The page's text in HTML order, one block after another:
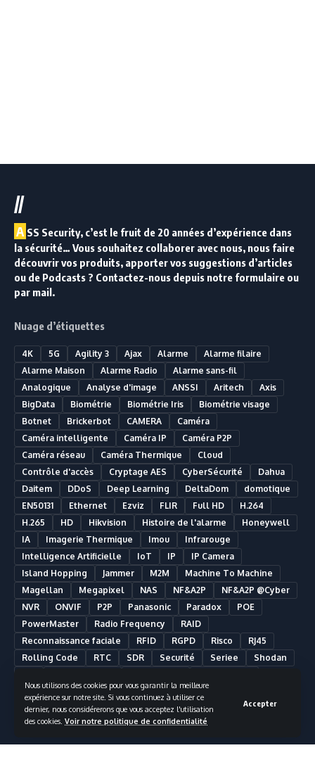
Nous utilisons des cookies pour vous garantir la meilleure
expérience sur notre site. Si vous continuez à utiliser ce
dernier, nous considérerons que vous acceptez l'utilisation
des cookies. Voir notre politique de confidentialité
Accepter
//
A SS Security, c’est le fruit de 20 années d’expérience dans
la sécurité… Vous souhaitez collaborer avec nous, nous faire
découvrir vos produits, apporter vos suggestions d’articles
ou de Podcasts ? Contactez-nous depuis notre formulaire ou
par mail.
Nuage d’étiquettes
4K 5G Agility 3 Ajax Alarme
Alarme filaire
Alarme Maison
Alarme Radio
Alarme sans-fil
Analogique
Analyse d'image ANSSI Aritech
Axis
BigData
Biométrie Biométrie Iris
Biométrie visage
Botnet
Brickerbot CAMERA
Caméra
Caméra intelligente
Caméra IP
Caméra P2P
Caméra réseau
Caméra Thermique
Cloud
Contrôle d'accès
Cryptage AES CyberSécurité
Dahua
Daitem
DDoS Deep Learning DeltaDom
domotique
EN50131
Ethernet Ezviz FLIR Full HD
H.264
H.265
HD Hikvision Histoire de l'alarme
Honeywell
IA
Imagerie Thermique Imou
Infrarouge
Intelligence Artificielle
IoT IP
IP Camera
Island Hopping
Jammer M2M
Machine To Machine
Magellan
Megapixel NAS NF&A2P
NF&A2P @Cyber
NVR
ONVIF P2P Panasonic Paradox
POE
PowerMaster
Radio Frequency
RAID
Reconnaissance faciale
RFID RGPD Risco
RJ45
Rolling Code
RTC SDR Securité Seriee
Shodan
Somfy
Synology Télésurveillance
UTC Fire & Security
Vidéosurveillance
Vidéosurveillance Analytique
Visonic